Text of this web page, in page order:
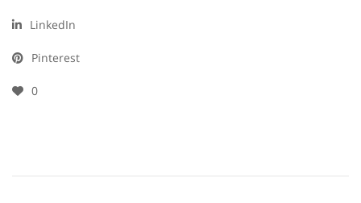
LinkedIn
Pinterest
0